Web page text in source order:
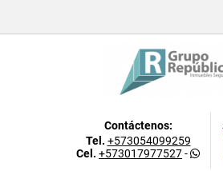
Contáctenos:
Tel. +573054099259
Cel. +573017977527-